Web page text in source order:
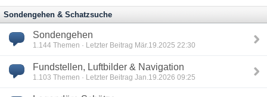
Sondengehen & Schatzsuche
Sondengehen
1.144 Themen · Letzter Beitrag Mär.19.2025 22:30
Fundstellen, Luftbilder & Navigation
1.103 Themen · Letzter Beitrag Jan.19.2026 09:25